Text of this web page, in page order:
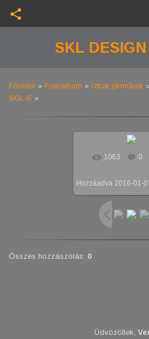
share
SKL
Főoldal » Fotóalbum » Utcai járművek »
SGL-E »
Valós méretben
250.2Kb
1063 0
Hozzáadva2016-01-
Összes hozzászólás: 0
Üdvözöllek